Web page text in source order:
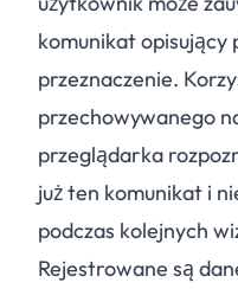
komunikat opisujący
przeznaczenie.
przechowywanego
przeglądarka
już ten komunikat i
podczas kolejnych
Rejestrowane są